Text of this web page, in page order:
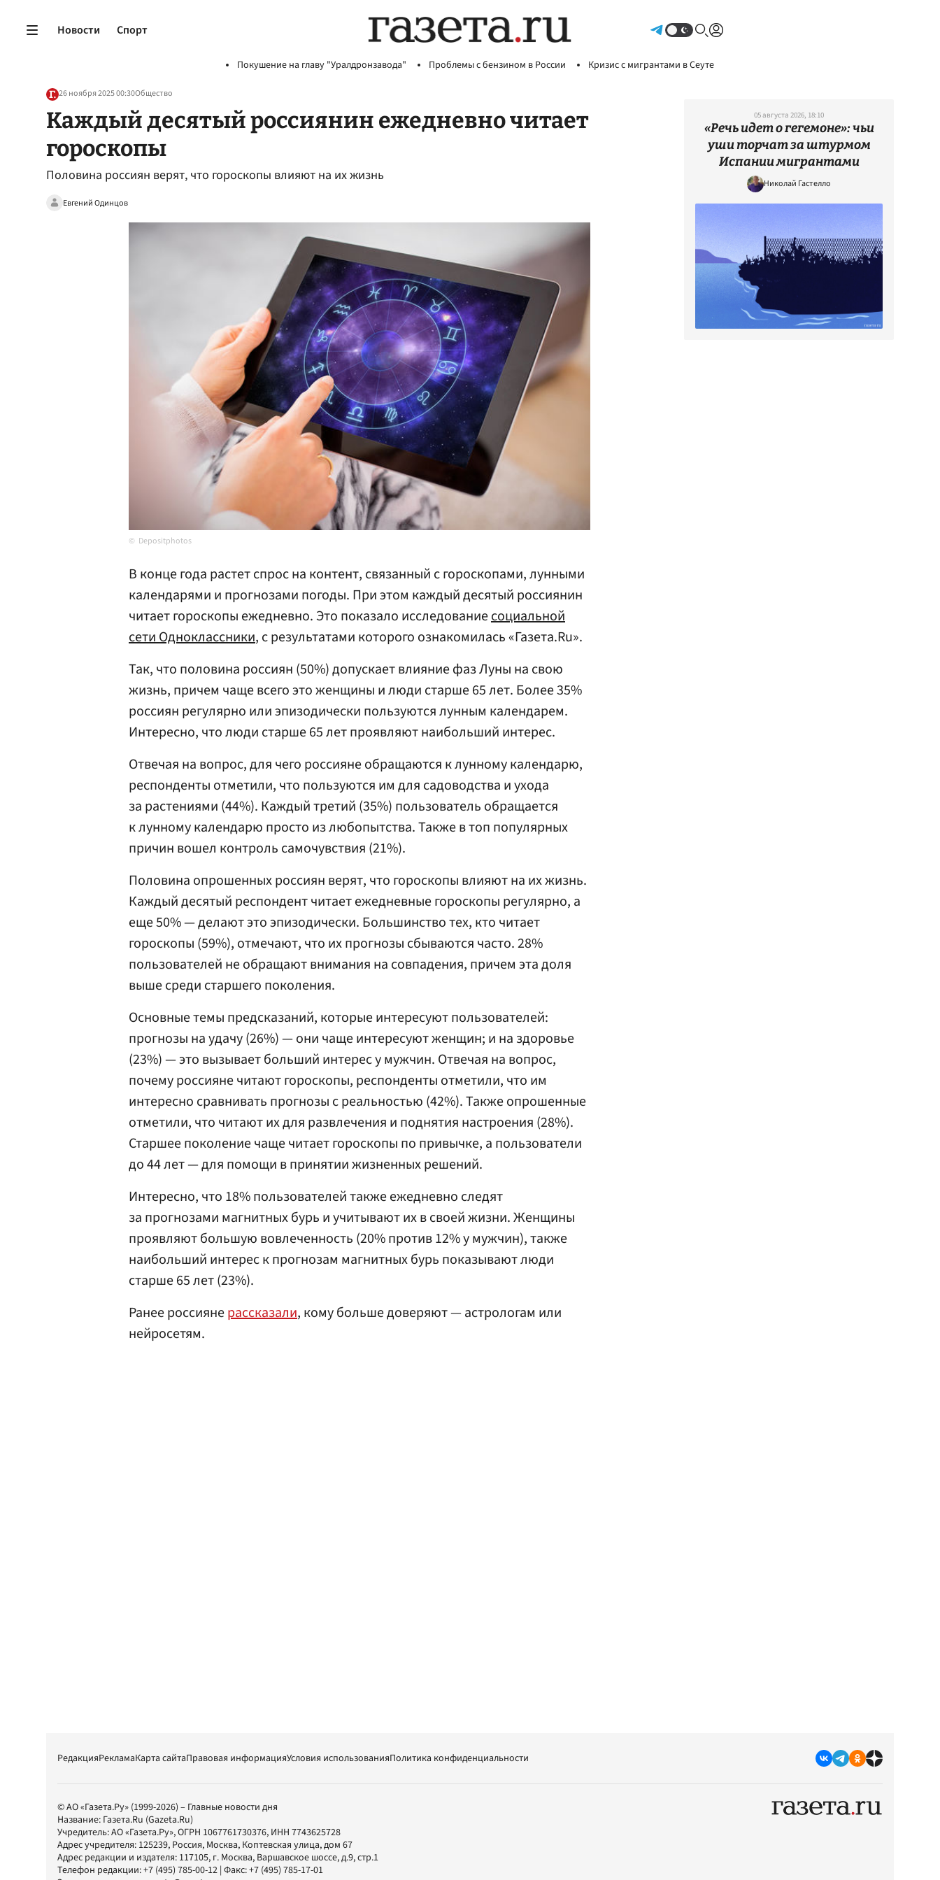
Новости Спорт
Покушение на главу "Уралдронзавода" Проблемы с бензином в России Кризис с мигрантами в Сеуте
26 ноября 2025 00:30Общество
Каждый десятый россиянин ежедневно читает
гороскопы
Половина россиян верят, что гороскопы влияют на их жизнь
Евгений Одинцов
Depositphotos
В конце года растет спрос на контент, связанный с гороскопами, лунными
календарями и прогнозами погоды. При этом каждый десятый россиянин
читает гороскопы ежедневно. Это показало исследованиесоциальной
сети Одноклассники, с результатами которого ознакомилась «Газета.Ru».
Так, что половина россиян (50%) допускает влияние фаз Луны на свою
жизнь, причем чаще всего это женщины и люди старше 65 лет. Более 35%
россиян регулярно или эпизодически пользуются лунным календарем.
Интересно, что люди старше 65 лет проявляют наибольший интерес.
Отвечая на вопрос, для чего россияне обращаются к лунному календарю,
респонденты отметили, что пользуются им для садоводства и ухода
за растениями (44%). Каждый третий (35%) пользователь обращается
к лунному календарю просто из любопытства. Также в топ популярных
причин вошел контроль самочувствия (21%).
Половина опрошенных россиян верят, что гороскопы влияют на их жизнь.
Каждый десятый респондент читает ежедневные гороскопы регулярно, а
еще 50% — делают это эпизодически. Большинство тех, кто читает
гороскопы (59%), отмечают, что их прогнозы сбываются часто. 28%
пользователей не обращают внимания на совпадения, причем эта доля
выше среди старшего поколения.
Основные темы предсказаний, которые интересуют пользователей:
прогнозы на удачу (26%) — они чаще интересуют женщин; и на здоровье
(23%) — это вызывает больший интерес у мужчин. Отвечая на вопрос,
почему россияне читают гороскопы, респонденты отметили, что им
интересно сравнивать прогнозы с реальностью (42%). Также опрошенные
отметили, что читают их для развлечения и поднятия настроения (28%).
Старшее поколение чаще читает гороскопы по привычке, а пользователи
до 44 лет — для помощи в принятии жизненных решений.
Интересно, что 18% пользователей также ежедневно следят
за прогнозами магнитных бурь и учитывают их в своей жизни. Женщины
проявляют большую вовлеченность (20% против 12% у мужчин), также
наибольший интерес к прогнозам магнитных бурь показывают люди
старше 65 лет (23%).
Ранее россиянерассказали, кому больше доверяют — астрологам или
нейросетям.
05 августа 2026, 18:10
«Речь идет о гегемоне»: чьи
уши торчат за штурмом
Испании мигрантами
Николай Гастелло
РедакцияРекламаКарта сайтаПравовая информацияУсловия использованияПолитика конфиденциальности
© АО «Газета.Ру» (1999-2026) – Главные новости дня
Название: Газета.Ru (Gazeta.Ru)
Учредитель:АО «Газета.Ру», ОГРН 1067761730376, ИНН 7743625728
Адрес учредителя: 125239, Россия, Москва, Коптевская улица, дом 67
Адрес редакции и издателя: 117105, г. Москва, Варшавское шоссе, д.9, стр.1
Телефон редакции:+7 (495) 785-00-12 | Факс:+7 (495) 785-17-01